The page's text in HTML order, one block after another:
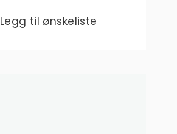
Legg til ønskeliste